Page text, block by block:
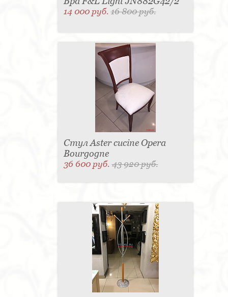
14 000 руб.16 800 руб.
Стул Aster cucine Opera
Bourgogne
36 600 руб.43 920 руб.